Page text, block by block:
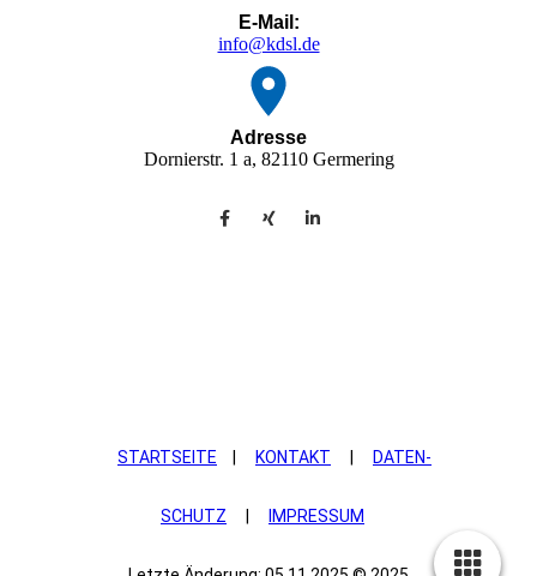
E-Mail:
info@kdsl.de
Adresse
Dornierstr. 1 a, 82110 Germering
STARTSEITE KONTAKT DATEN­
SCHUTZ IMPRESSUM